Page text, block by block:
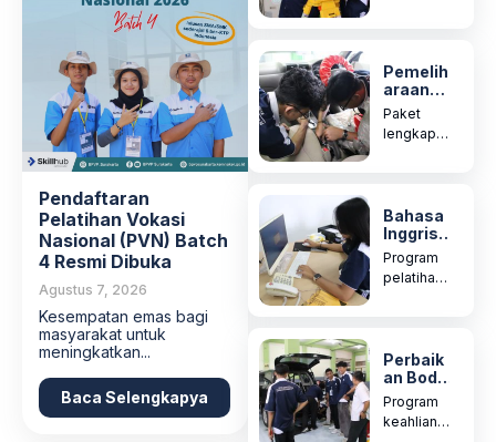
Pendaftaran
Pelatihan Vokasi
Nasional (PVN) Batch
4 Resmi Dibuka
Agustus 7, 2026
Kesempatan emas bagi
masyarakat untuk
meningkatkan...
Baca Selengkapya
al yang
ahli
dalam...
Pemelih
araan
Kendara
an
Ringan
Paket
lengkap
mencaku
p mesin
bensin &...
Bahasa
Inggris
Junior
Adminis
trative
Program
pelatihan
Assistant
ini
dirancang
...
Perbaik
an Bodi
Kendara
an
Ringan
Program
keahlian